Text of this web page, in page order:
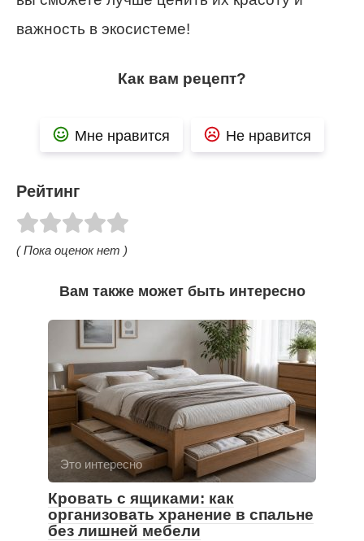
важность в экосистеме!
Как вам рецепт?
Мне нравится Не нравится
Рейтинг
( Пока оценок нет )
Вам также может быть интересно
Это интересно
Кровать с ящиками: как
организовать хранение в спальне
без лишней мебели